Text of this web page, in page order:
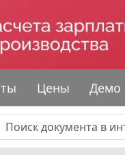
Цены Демо